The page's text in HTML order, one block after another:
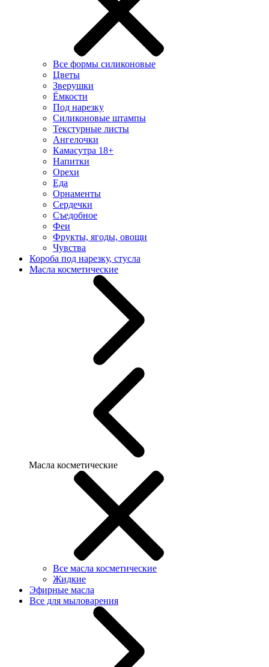
Все формы силиконовые
Цветы
Зверушки
Ёмкости
Под нарезку
Силиконовые штампы
Текстурные листы
Ангелочки
Камасутра 18+
Напитки
Орехи
Еда
Орнаменты
Сердечки
Съедобное
Феи
Фрукты, ягоды, овощи
Чувства
Короба под нарезку, стусла
Масла косметические
Масла косметические
Все масла косметические
Жидкие
Эфирные масла
Все для мыловарения